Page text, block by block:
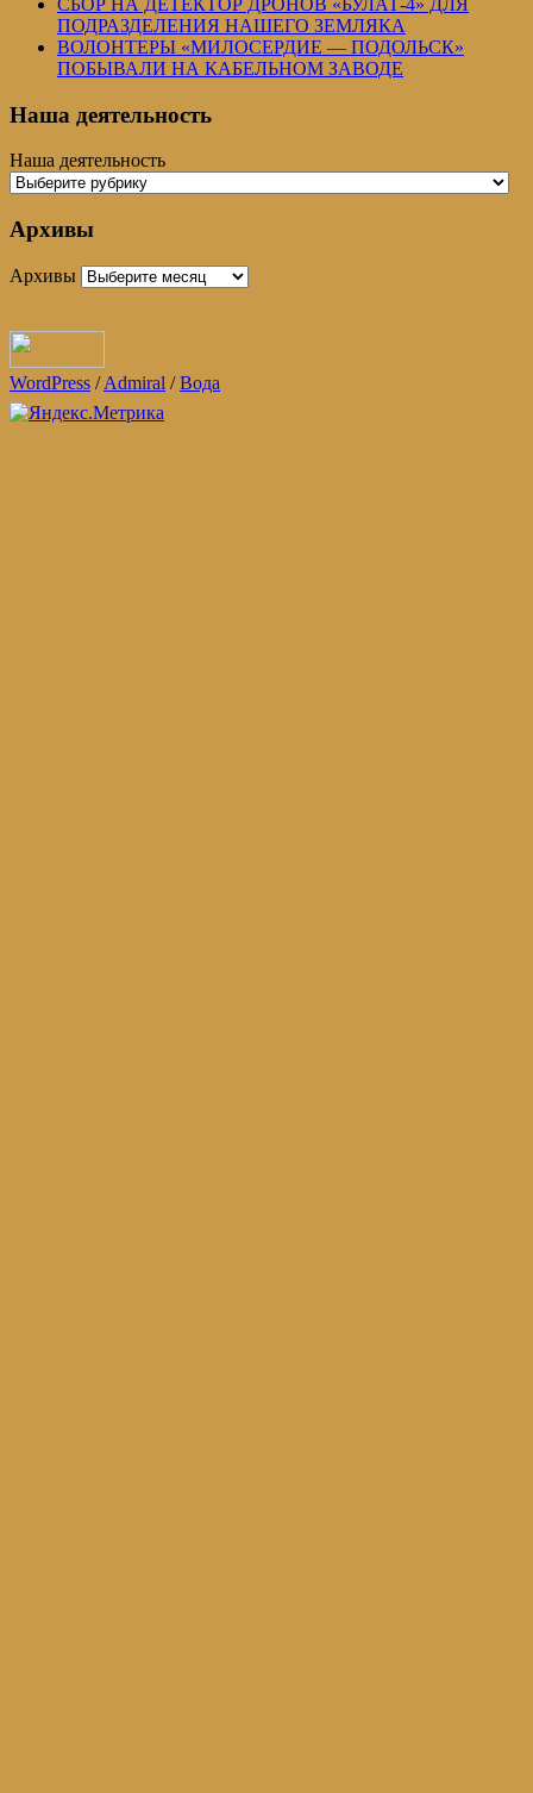
СБОР НА ДЕТЕКТОР ДРОНОВ «БУЛАТ-4» ДЛЯ
ПОДРАЗДЕЛЕНИЯ НАШЕГО ЗЕМЛЯКА
ВОЛОНТЕРЫ «МИЛОСЕРДИЕ — ПОДОЛЬСК»
ПОБЫВАЛИ НА КАБЕЛЬНОМ ЗАВОДЕ
Наша деятельность
Наша деятельность
Архивы
Архивы
WordPress /Admiral /Вода